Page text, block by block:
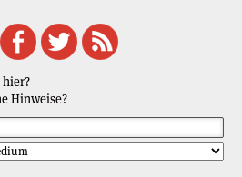
hier?
Hinweise?